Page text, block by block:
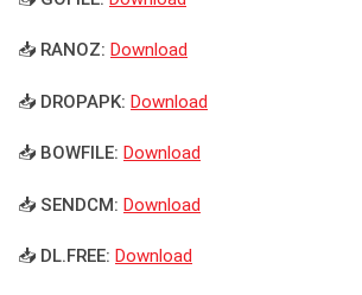
📥 RANOZ: Download
📥 DROPAPK: Download
📥 BOWFILE: Download
📥 SENDCM: Download
📥 DL.FREE: Download